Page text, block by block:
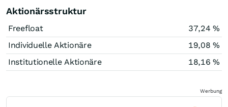
Aktionärsstruktur
Freefloat
37,24 %
Individuelle Aktionäre
19,08 %
Institutionelle Aktionäre
18,16 %
Werbung